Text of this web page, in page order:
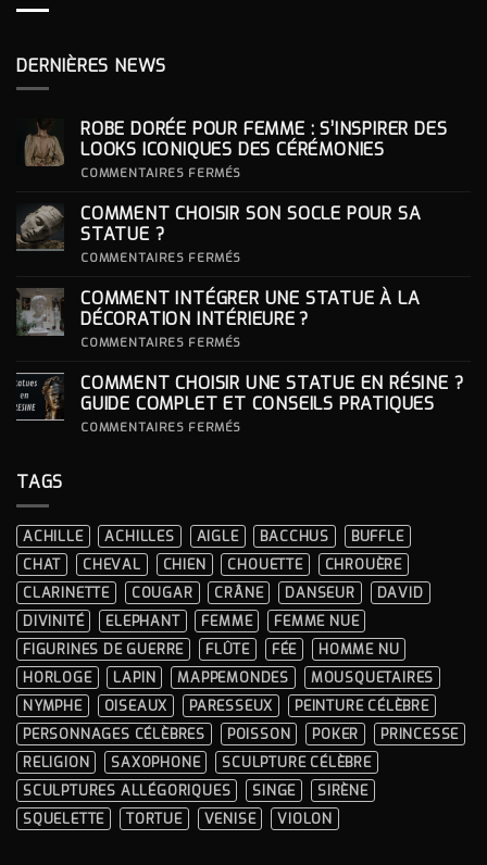
DERNIÈRES NEWS
ROBE DORÉE POUR FEMME : S’INSPIRER DES
LOOKS ICONIQUES DES CÉRÉMONIES
COMMENTAIRES FERMÉS
POUR
ICONIQUES
DES
CÉRÉMONIES
COMMENT CHOISIR SON SOCLE POUR SA
STATUE ?
COMMENTAIRES FERMÉS
SON
SOCLE
POUR
COMMENT INTÉGRER UNE STATUE À LA
DÉCORATION INTÉRIEURE ?
COMMENTAIRES FERMÉS
UNE
STATUE
À
COMMENT CHOISIR UNE STATUE EN RÉSINE ?
GUIDE COMPLET ET CONSEILS PRATIQUES
COMMENTAIRES FERMÉS
?
GUIDE
COMPLET
ET
CONSEILS
PRATIQUES
TAGS
ACHILLE ACHILLES AIGLE BACCHUS
BUFFLE
CHAT
CHEVAL CHIEN CHOUETTE
CHROUÈRE
CLARINETTE
COUGAR CRÂNE DANSEUR
DAVID
DIVINITÉ
ELEPHANT FEMME
FEMME NUE
FIGURINES DE GUERRE
FLÛTE FÉE
HOMME NU
HORLOGE
LAPIN MAPPEMONDES
MOUSQUETAIRES
NYMPHE
OISEAUX PARESSEUX
PEINTURE CÉLÈBRE
PERSONNAGES CÉLÈBRES
POISSON POKER
PRINCESSE
RELIGION
SAXOPHONE
SCULPTURE CÉLÈBRE
SCULPTURES ALLÉGORIQUES
SINGE
SIRÈNE
SQUELETTE
TORTUE VENISE VIOLON